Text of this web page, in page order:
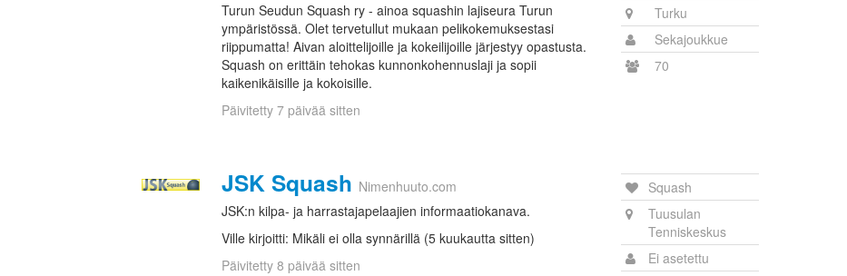
Turun Seudun Squash ry - ainoa squashin lajiseura Turun
ympäristössä. Olet tervetullut mukaan pelikokemuksestasi
riippumatta! Aivan aloittelijoille ja kokeilijoille järjestyy opastusta.
Squash on erittäin tehokas kunnonkohennuslaji ja sopii
kaikenikäisille ja kokoisille.
Päivitetty 7 päivää sitten
Turku
Sekajoukkue
70
JSK Squash Nimenhuuto.com
JSK:n kilpa- ja harrastajapelaajien informaatiokanava.
Ville kirjoitti: Mikäli ei olla synnärillä (5 kuukautta sitten)
Päivitetty 8 päivää sitten
Squash
Tuusulan
Tenniskeskus
Ei asetettu